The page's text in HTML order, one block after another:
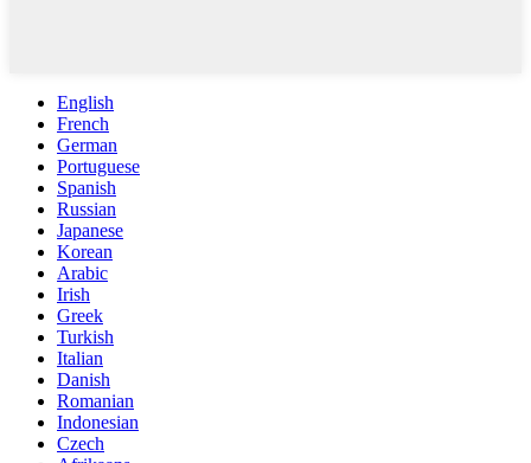
English
French
German
Portuguese
Spanish
Russian
Japanese
Korean
Arabic
Irish
Greek
Turkish
Italian
Danish
Romanian
Indonesian
Czech